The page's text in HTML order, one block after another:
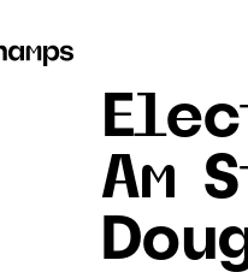
Am